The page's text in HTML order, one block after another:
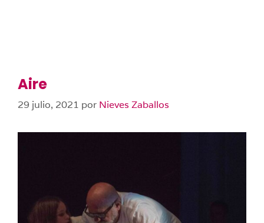
Aire
29 julio, 2021 por Nieves Zaballos